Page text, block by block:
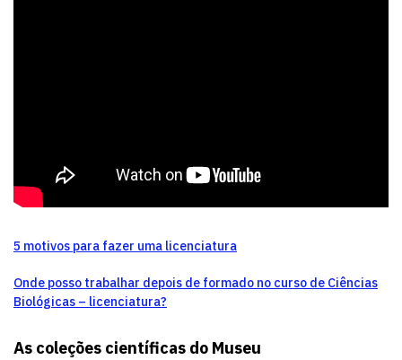
5 motivos para fazer uma licenciatura
Onde posso trabalhar depois de formado no curso de Ciências
Biológicas – licenciatura?
As coleções científicas do Museu